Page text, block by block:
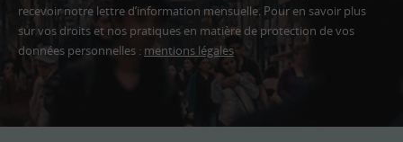
recevoir notre lettre d’information mensuelle. Pour en savoir plus
sur vos droits et nos pratiques en matière de protection de vos
données personnelles : mentions légales
Adresse